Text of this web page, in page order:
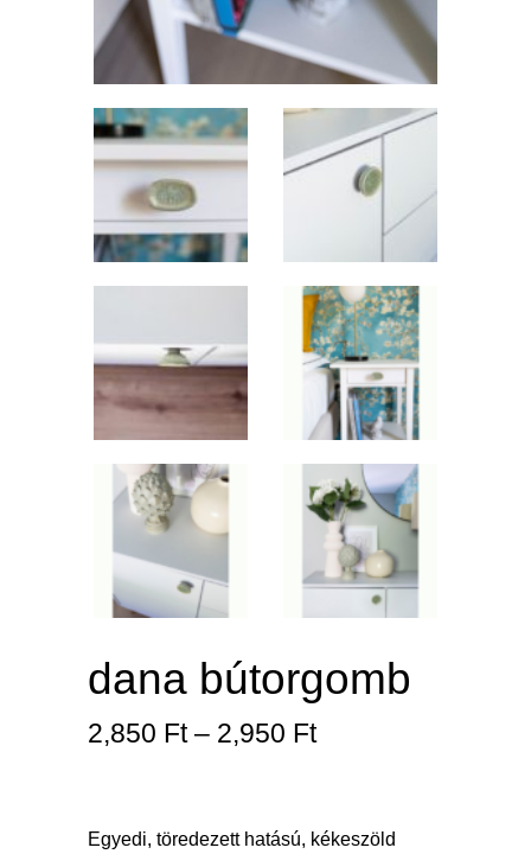
dana bútorgomb
2,850 Ft – 2,950 FtÁrtartomány:
Egyedi, töredezett hatású, kékeszöld